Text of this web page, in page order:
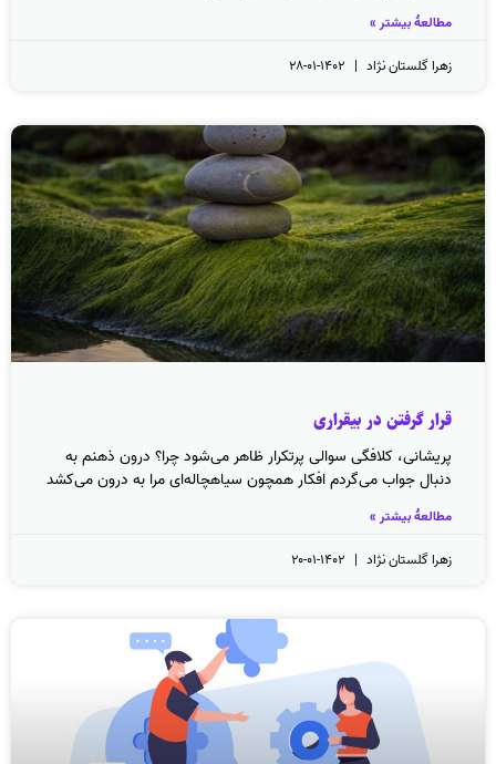
مطالعهٔ بیشتر »
زهرا گلستان نژاد
قرار گرفتن در بیقراری
پریشانی، کلافگی سوالی پرتکرار ظاهر می‌شود چرا؟ درون ذهنم به
دنبال جواب می‌گردم افکار همچون سیاهچاله‌ای مرا به درون می‌کشد
مطالعهٔ بیشتر »
زهرا گلستان نژاد